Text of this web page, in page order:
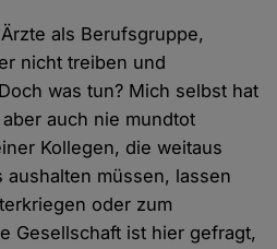
als Berufsgruppe,
nicht treiben und
was tun? Mich selbst hat
auch nie mundtot
Kollegen, die weitaus
aushalten müssen, lassen
oder zum
Gesellschaft ist hier gefragt,